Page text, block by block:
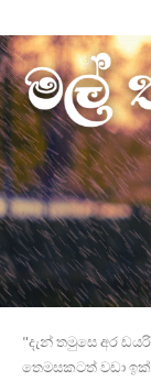
"දැන් තමුසෙ අර
තෙමසකටත් වඩා